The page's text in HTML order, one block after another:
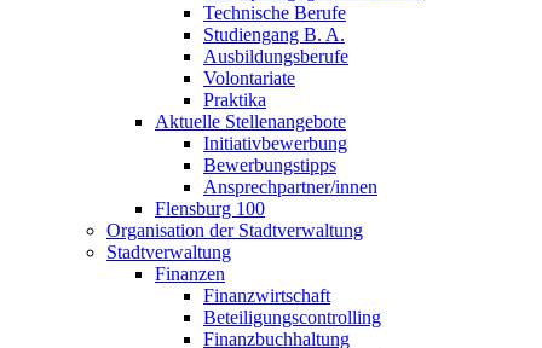
Technische Berufe
Studiengang B. A.
Ausbildungsberufe
Volontariate
Praktika
Aktuelle Stellenangebote
Initiativbewerbung
Bewerbungstipps
Ansprechpartner/innen
Flensburg 100
Organisation der Stadtverwaltung
Stadtverwaltung
Finanzen
Finanzwirtschaft
Beteiligungscontrolling
Finanzbuchhaltung